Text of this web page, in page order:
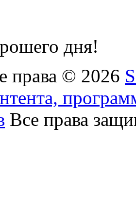
дня!
права © 2026
Все права